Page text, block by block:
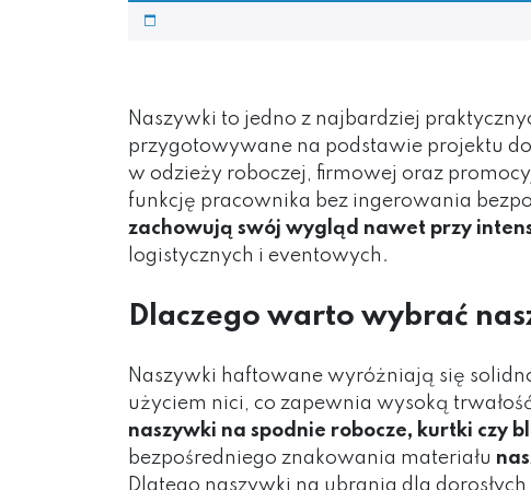
Naszywki to jedno z najbardziej
przygotowywane na podstawie projektu
w odzieży roboczej, firmowej oraz
funkcję pracownika bez ingerowania
zachowują swój wygląd nawet przy
logistycznych i eventowych.
Dlaczego warto wybrać
Naszywki haftowane wyróżniają się
użyciem nici, co zapewnia wysoką
naszywki na spodnie robocze, kurtki czy
bezpośredniego znakowania materiału
Dlatego naszywki na ubrania dla